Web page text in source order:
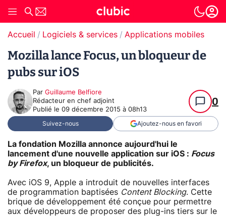
Accueil Logiciels & services Applications mobiles
Mozilla lance Focus, un bloqueur de
pubs sur iOS
Par Guillaume Belfiore
Rédacteur en chef adjoint
Publié le 09 décembre 2015 à 08h13
0
Suivez-nous Ajoutez-nous en favori
La fondation Mozilla annonce aujourd'hui le
lancement d'une nouvelle application sur iOS : Focus
by Firefox, un bloqueur de publicités.
Avec iOS 9, Apple a introduit de nouvelles interfaces
de programmation baptisées Content Blocking. Cette
brique de développement été conçue pour permettre
aux développeurs de proposer des plug-ins tiers sur le